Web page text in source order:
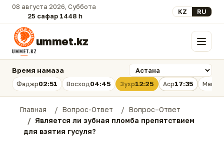
08 августа 2026, Суббота
25 сафар 1448 һ.
Выберите язык
KZ RU
ummet.kz Меню
Время намаза
Фаджр02:51 Восход04:45 Зухр12:25 Аср17:35
Главная Вопрос-Ответ
Вопрос–Ответ
Является ли зубная пломба препятствием
для взятия гусуля?